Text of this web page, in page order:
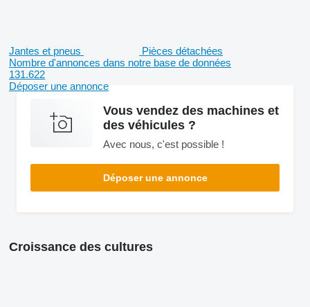
Jantes et pneus
Pièces détachées
Nombre d'annonces dans notre base de données
131.622
Déposer une annonce
Vous vendez des machines et
des véhicules ?
Avec nous, c'est possible !
Déposer une annonce
Croissance des cultures